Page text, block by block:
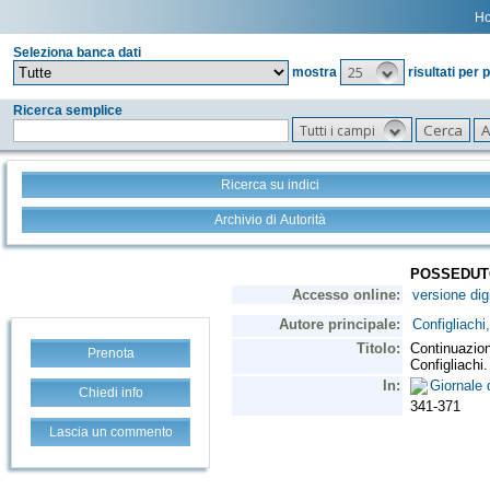
Seleziona banca dati
mostra
25 risultati per
Ricerca semplice
Tutti i campi
Ricerca su indici
Archivio di Autorità
Prenota
Chiedi info
Lascia un commento